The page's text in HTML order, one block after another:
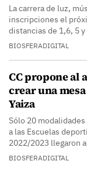
La carrera de luz,
inscripciones el
distancias de 1,6, 5 y
BIOSFERADIGITAL
CC propone al
crear una
Yaiza
Sólo 20
a las Escuelas
2022/2023 llegaron
BIOSFERADIGITAL